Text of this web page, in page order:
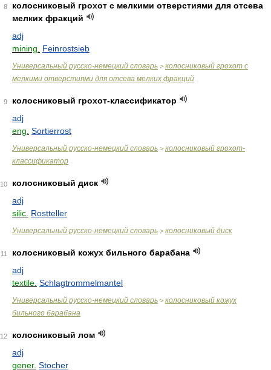
8
колосниковый грохот с мелкими отверстиями для отсева
мелких фракций
adj
mining.
Feinrostsieb
Универсальный русско-немецкий словарь > колосниковый грохот с
мелкими отверстиями для отсева мелких фракций
9
колосниковый грохот-классификатор
adj
eng. Sortierrost
Универсальный русско-немецкий словарь > колосниковый грохот-
классификатор
10
колосниковый диск
adj
silic. Rostteller
Универсальный русско-немецкий словарь > колосниковый диск
11
колосниковый кожух бильного барабана
adj
textile. Schlagtrommelmantel
Универсальный русско-немецкий словарь > колосниковый кожух
бильного барабана
12
колосниковый лом
adj
gener. Stocher